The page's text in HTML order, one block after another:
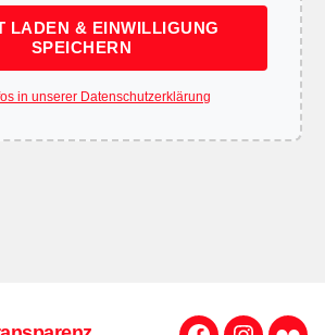
LADEN & EINWILLIGUNG
SPEICHERN
in unserer Datenschutzerklärung